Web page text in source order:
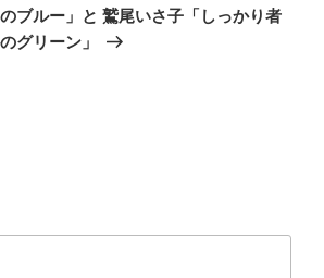
ブルー」と 鷲尾いさ子「しっかり者
グリーン」